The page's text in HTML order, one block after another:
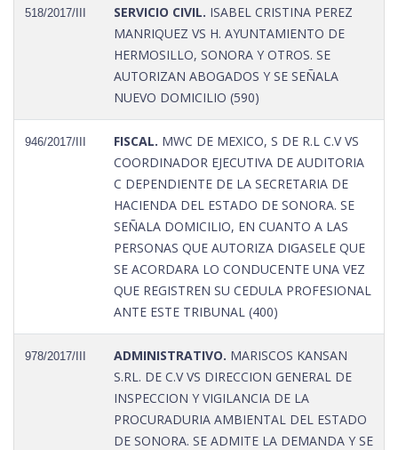
518/2017/III SERVICIO CIVIL. ISABEL CRISTINA PEREZ
MANRIQUEZ VS H. AYUNTAMIENTO DE
HERMOSILLO, SONORA Y OTROS. SE
AUTORIZAN ABOGADOS Y SE SEÑALA
NUEVO DOMICILIO (590)
946/2017/III FISCAL. MWC DE MEXICO, S DE R.L C.V VS
COORDINADOR EJECUTIVA DE AUDITORIA
C DEPENDIENTE DE LA SECRETARIA DE
HACIENDA DEL ESTADO DE SONORA. SE
SEÑALA DOMICILIO, EN CUANTO A LAS
PERSONAS QUE AUTORIZA DIGASELE QUE
SE ACORDARA LO CONDUCENTE UNA VEZ
QUE REGISTREN SU CEDULA PROFESIONAL
ANTE ESTE TRIBUNAL (400)
978/2017/III ADMINISTRATIVO. MARISCOS KANSAN
S.RL. DE C.V VS DIRECCION GENERAL DE
INSPECCION Y VIGILANCIA DE LA
PROCURADURIA AMBIENTAL DEL ESTADO
DE SONORA. SE ADMITE LA DEMANDA Y SE